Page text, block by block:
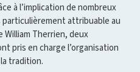
à l’implication de nombreux
particulièrement attribuable au
William Therrien, deux
pris en charge l’organisation
tradition.